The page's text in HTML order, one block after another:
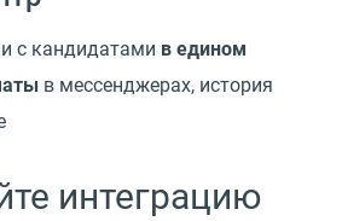
с кандидатами в едином
в мессенджерах, история
интеграцию